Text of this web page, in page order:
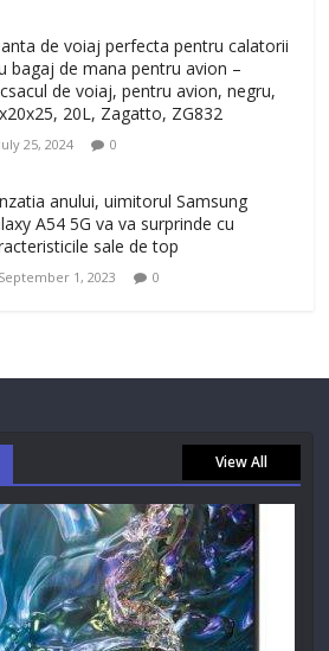
de voiaj perfecta pentru calatorii
bagaj de mana pentru avion –
de voiaj, pentru avion, negru,
20L, Zagatto, ZG832
July 25, 2024 0
anului, uimitorul Samsung
A54 5G va va surprinde cu
sale de top
September 1, 2023 0
View All